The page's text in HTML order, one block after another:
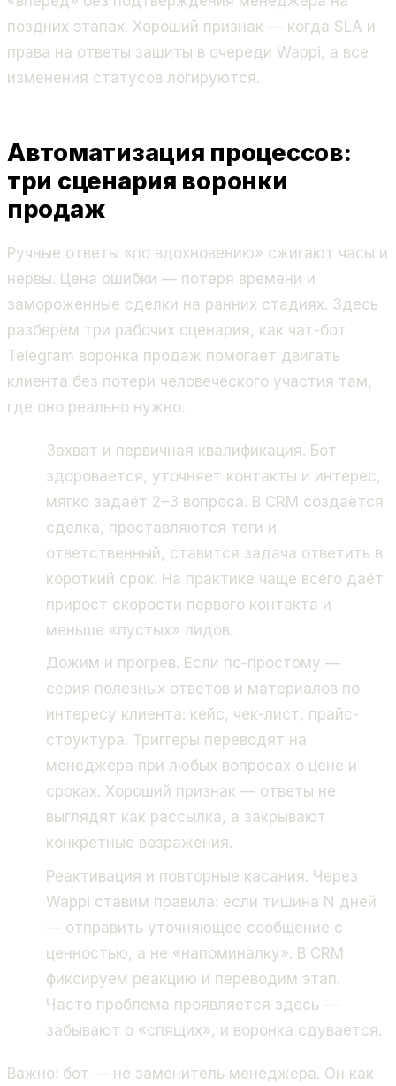
поздних этапах. Хороший признак — когда SLA и
права на ответы зашиты в очереди Wappi, а все
изменения статусов логируются.
Автоматизация процессов:
три сценария воронки
продаж
Ручные ответы «по вдохновению» сжигают часы и
нервы. Цена ошибки — потеря времени и
замороженные сделки на ранних стадиях. Здесь
разберём три рабочих сценария, как чат-бот
Telegram воронка продаж помогает двигать
клиента без потери человеческого участия там,
где оно реально нужно.
Захват и первичная квалификация. Бот
здоровается, уточняет контакты и интерес,
мягко задаёт 2–3 вопроса. В CRM создаётся
сделка, проставляются теги и
ответственный, ставится задача ответить в
короткий срок. На практике чаще всего даёт
прирост скорости первого контакта и
меньше «пустых» лидов.
Дожим и прогрев. Если по-простому —
серия полезных ответов и материалов по
интересу клиента: кейс, чек-лист, прайс-
структура. Триггеры переводят на
менеджера при любых вопросах о цене и
сроках. Хороший признак — ответы не
выглядят как рассылка, а закрывают
конкретные возражения.
Реактивация и повторные касания. Через
Wappi ставим правила: если тишина N дней
— отправить уточняющее сообщение с
ценностью, а не «напоминалку». В CRM
фиксируем реакцию и переводим этап.
Часто проблема проявляется здесь —
забывают о «спящих», и воронка сдувается.
Важно: бот — не заменитель менеджера. Он как